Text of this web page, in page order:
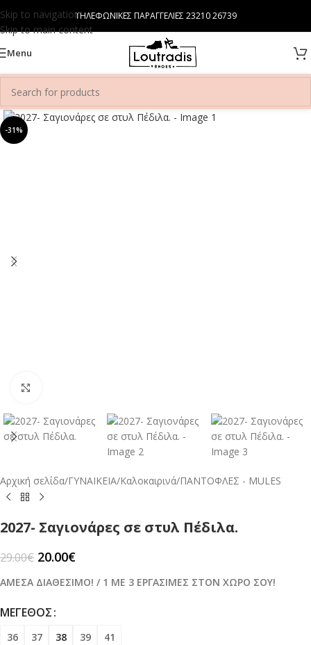
Skip to navigation
Skip to main content
ΤΗΛΕΦΩΝΙΚΕΣ ΠΑΡΑΓΓΕΛΙΕΣ 23210 26739
Menu
-31%
Αρχική σελίδα/ΓΥΝΑΙΚΕΙΑ/Καλοκαιρινά/ΠΑΝΤΟΦΛΕΣ - MULES
2027- Σαγιονάρες σε στυλ Πέδιλα.
29.00€ 20.00€
ΑΜΕΣΑ ΔΙΑΘΕΣΙΜΟ! / 1 ΜΕ 3 ΕΡΓΑΣΙΜΕΣ ΣΤΟΝ ΧΩΡΟ ΣΟΥ!
ΜΈΓΕΘΟΣ
36 37 38 39 41